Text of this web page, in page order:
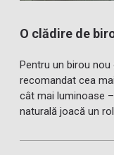
O clădire de
Pentru un birou
recomandat cea
cât mai luminoase
naturală joacă un